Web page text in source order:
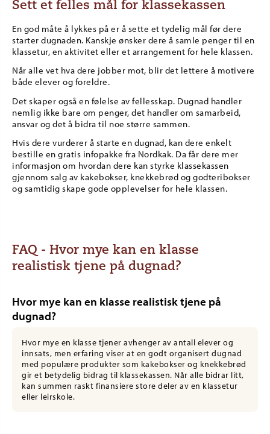
Sett et felles mål for klassekassen
En god måte å lykkes på er å sette et tydelig mål før dere
starter dugnaden. Kanskje ønsker dere å samle penger til en
klassetur, en aktivitet eller et arrangement for hele klassen.
Når alle vet hva dere jobber mot, blir det lettere å motivere
både elever og foreldre.
Det skaper også en følelse av fellesskap. Dugnad handler
nemlig ikke bare om penger, det handler om samarbeid,
ansvar og det å bidra til noe større sammen.
Hvis dere vurderer å starte en dugnad, kan dere enkelt
bestille en gratis infopakke fra Nordkak. Da får dere mer
informasjon om hvordan dere kan styrke klassekassen
gjennom salg av kakebokser, knekkebrød og godteribokser
og samtidig skape gode opplevelser for hele klassen.
FAQ - Hvor mye kan en klasse
realistisk tjene på dugnad?
Hvor mye kan en klasse realistisk tjene på
dugnad?
Hvor mye en klasse tjener avhenger av antall elever og
innsats, men erfaring viser at en godt organisert dugnad
med populære produkter som kakebokser og knekkebrød
gir et betydelig bidrag til klassekassen. Når alle bidrar litt,
kan summen raskt finansiere store deler av en klassetur
eller leirskole.